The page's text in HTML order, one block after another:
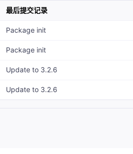
最后提交记录
Package init
Package init
Update to 3.2.6
Update to 3.2.6